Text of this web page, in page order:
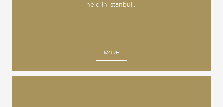
held in Istanbul...
MORE